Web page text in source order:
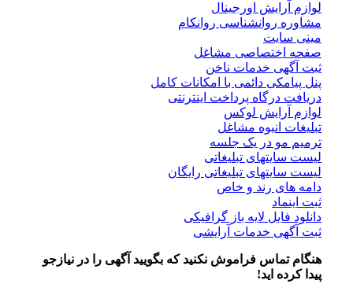
لوازم آرایش اورجینال
مشاوره روانشناسی روانکام
مینی سایت
صفحه اختصاصی مشاغل
ثبت آگهی خدمات ناخن
پنل پیامکی دائمی با امکانات کامل
دریافت درگاه پرداخت اینترنتی
لوازم آرایش لوکس
تبلیغات انبوه مشاغل
ترمیم مو در یک جلسه
لیست سایتهای تبلیغاتی
لیست سایتهای تبلیغاتی رایگان
دامه های رند و خاص
ثبت اینماد
دانلود فایل لایه باز گرافیکی
ثبت آگهی خدمات آرایشی
هنگام تماس فراموش نکنید که بگویید آگهی را در نیازجو
پیدا کرده اید!